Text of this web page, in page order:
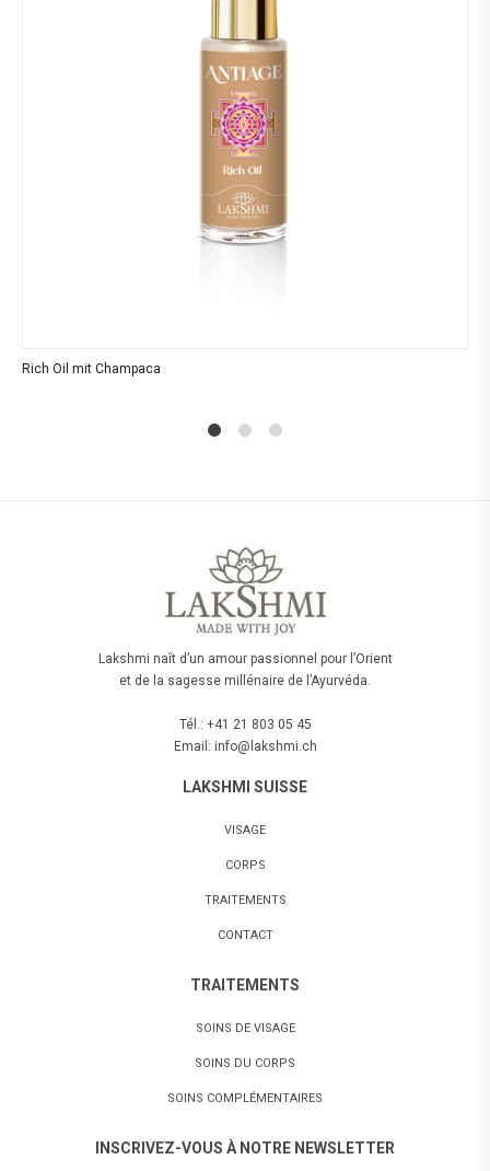
Rich Oil mit Champaca
Lakshmi naît d’un amour passionnel pour l’Orient
et de la sagesse millénaire de l’Ayurvéda.
Tél.: +41 21 803 05 45
Email: info@lakshmi.ch
LAKSHMI SUISSE
VISAGE
CORPS
TRAITEMENTS
CONTACT
TRAITEMENTS
SOINS DE VISAGE
SOINS DU CORPS
SOINS COMPLÉMENTAIRES
INSCRIVEZ-VOUS À NOTRE NEWSLETTER